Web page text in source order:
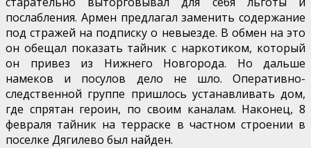
послабления. Армен предлагал заменить содержание
под стражей на подписку о невыезде. В обмен на это
он обещал показать тайник с наркотиком, который
он привез из Нижнего Новгорода. Но дальше
намеков и посулов дело не шло. Оперативно-
следственной группе пришлось устанавливать дом,
где спрятан героин, по своим каналам. Наконец, 8
февраля тайник на терраске в частном строении в
поселке Дягилево был найден.